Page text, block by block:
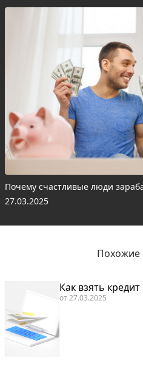
Почему счастливые люди
27.03.2025
Похожие
Как взять
от27.03.2025